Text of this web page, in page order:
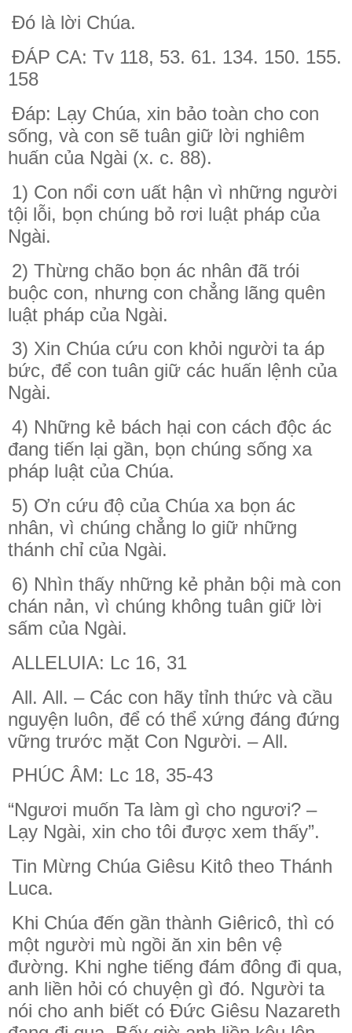
Ðó là lời Chúa.
ĐÁP CA: Tv 118, 53. 61. 134. 150. 155.
158
Ðáp: Lạy Chúa, xin bảo toàn cho con
sống, và con sẽ tuân giữ lời nghiêm
huấn của Ngài (x. c. 88).
1) Con nổi cơn uất hận vì những người
tội lỗi, bọn chúng bỏ rơi luật pháp của
Ngài.
2) Thừng chão bọn ác nhân đã trói
buộc con, nhưng con chẳng lãng quên
luật pháp của Ngài.
3) Xin Chúa cứu con khỏi người ta áp
bức, để con tuân giữ các huấn lệnh của
Ngài.
4) Những kẻ bách hại con cách độc ác
đang tiến lại gần, bọn chúng sống xa
pháp luật của Chúa.
5) Ơn cứu độ của Chúa xa bọn ác
nhân, vì chúng chẳng lo giữ những
thánh chỉ của Ngài.
6) Nhìn thấy những kẻ phản bội mà con
chán nản, vì chúng không tuân giữ lời
sấm của Ngài.
ALLELUIA: Lc 16, 31
All. All. – Các con hãy tỉnh thức và cầu
nguyện luôn, để có thể xứng đáng đứng
vững trước mặt Con Người. – All.
PHÚC ÂM: Lc 18, 35-43
“Ngươi muốn Ta làm gì cho ngươi? –
Lạy Ngài, xin cho tôi được xem thấy”.
Tin Mừng Chúa Giêsu Kitô theo Thánh
Luca.
Khi Chúa đến gần thành Giêricô, thì có
một người mù ngồi ăn xin bên vệ
đường. Khi nghe tiếng đám đông đi qua,
anh liền hỏi có chuyện gì đó. Người ta
nói cho anh biết có Ðức Giêsu Nazareth